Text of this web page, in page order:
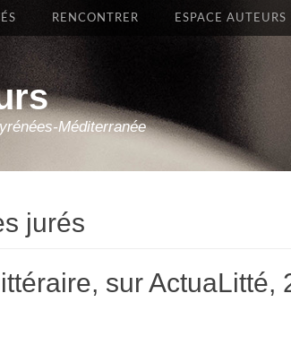
Méditerranée
RENCONTRER ESPACE AUTEURS
jurés
sur ActuaLitté,